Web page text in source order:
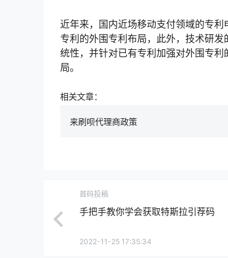
近年来，国内近场移动支付领域的专
专利的外围专利布局，此外，技术研
统性，并针对已有专利加强对外围专
局。
相关文章：
来刷呗代理商政策
首码投稿
手把手教你学会获取特斯拉引荐码
2022-11-25 17:35:34